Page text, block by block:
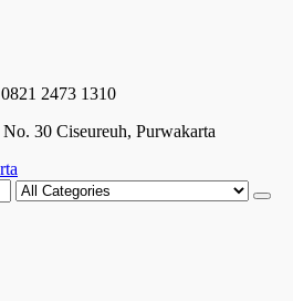
0821 2473 1310
30 Ciseureuh, Purwakarta